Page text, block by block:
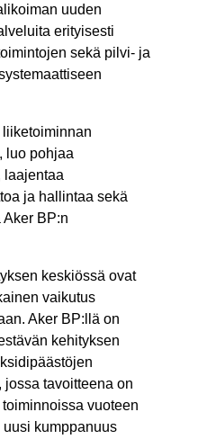
uuden
erityisesti
sekä pilvi- ja
luo pohjaa
laajentaa
ja hallintaa sekä
BP:n
keskiössä ovat
vaikutus
Aker BP:llä on
kehityksen
tavoitteena on
vuoteen
kumppanuus